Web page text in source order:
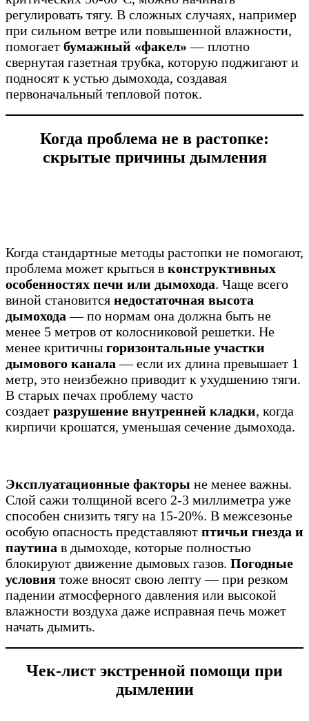
регулировать тягу. В сложных случаях, например
при сильном ветре или повышенной влажности,
помогает бумажный «факел» — плотно
свернутая газетная трубка, которую поджигают и
подносят к устью дымохода, создавая
первоначальный тепловой поток.
Когда проблема не в растопке:
скрытые причины дымления
Когда стандартные методы растопки не помогают,
проблема может крыться в конструктивных
особенностях печи или дымохода. Чаще всего
виной становится недостаточная высота
дымохода — по нормам она должна быть не
менее 5 метров от колосниковой решетки. Не
менее критичны горизонтальные участки
дымового канала — если их длина превышает 1
метр, это неизбежно приводит к ухудшению тяги.
В старых печах проблему часто
создает разрушение внутренней кладки, когда
кирпичи крошатся, уменьшая сечение дымохода.
Эксплуатационные факторы не менее важны.
Слой сажи толщиной всего 2-3 миллиметра уже
способен снизить тягу на 15-20%. В межсезонье
особую опасность представляют птичьи гнезда и
паутина в дымоходе, которые полностью
блокируют движение дымовых газов. Погодные
условия тоже вносят свою лепту — при резком
падении атмосферного давления или высокой
влажности воздуха даже исправная печь может
начать дымить.
Чек-лист экстренной помощи при
дымлении